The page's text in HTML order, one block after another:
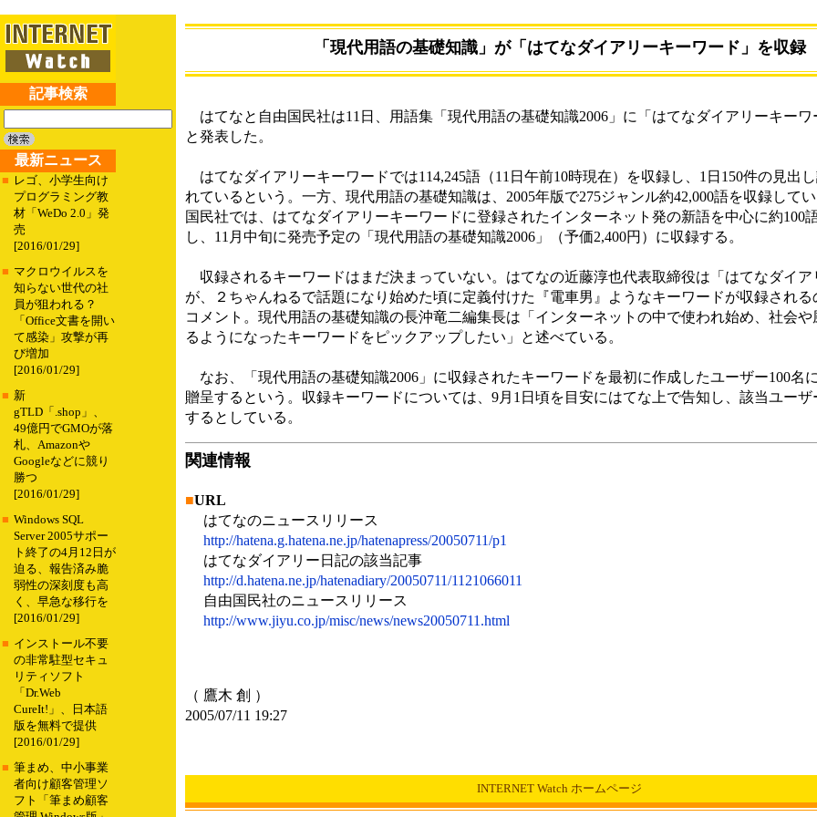
記事検索
最新ニュース
■ レゴ、小学生向け
プログラミング教
材「WeDo 2.0」発
売
[2016/01/29]
■ マクロウイルスを
知らない世代の社
員が狙われる？
「Office文書を開い
て感染」攻撃が再
び増加
[2016/01/29]
■ 新
gTLD「.shop」、
49億円でGMOが落
札、Amazonや
Googleなどに競り
勝つ
[2016/01/29]
■ Windows SQL
Server 2005サポー
ト終了の4月12日が
迫る、報告済み脆
弱性の深刻度も高
く、早急な移行を
[2016/01/29]
■ インストール不要
の非常駐型セキュ
リティソフト
「Dr.Web
CureIt!」、日本語
版を無料で提供
[2016/01/29]
■ 筆まめ、中小事業
者向け顧客管理ソ
フト「筆まめ顧客
「現代用語の基礎知識」が「はてなダイアリーキーワード」を収録
はてなと自由国民社は11日、用語集「現代用語の基礎知識2006」に「はてなダイアリーキーワ
と発表した。
はてなダイアリーキーワードでは114,245語（11日午前10時現在）を収録し、1日150件の見出
れているという。一方、現代用語の基礎知識は、2005年版で275ジャンル約42,000語を収録して
国民社では、はてなダイアリーキーワードに登録されたインターネット発の新語を中心に約100
し、11月中旬に発売予定の「現代用語の基礎知識2006」（予価2,400円）に収録する。
収録されるキーワードはまだ決まっていない。はてなの近藤淳也代表取締役は「はてなダイア
が、２ちゃんねるで話題になり始めた頃に定義付けた『電車男』ようなキーワードが収録される
コメント。現代用語の基礎知識の長沖竜二編集長は「インターネットの中で使われ始め、社会や
るようになったキーワードをピックアップしたい」と述べている。
なお、「現代用語の基礎知識2006」に収録されたキーワードを最初に作成したユーザー100名
贈呈するという。収録キーワードについては、9月1日頃を目安にはてな上で告知し、該当ユー
するとしている。
関連情報
■URL
はてなのニュースリリース
http://hatena.g.hatena.ne.jp/hatenapress/20050711/p1
はてなダイアリー日記の該当記事
http://d.hatena.ne.jp/hatenadiary/20050711/1121066011
自由国民社のニュースリリース
http://www.jiyu.co.jp/misc/news/news20050711.html
（ 鷹木 創 ）
2005/07/11 19:27
INTERNET Watch ホームページ